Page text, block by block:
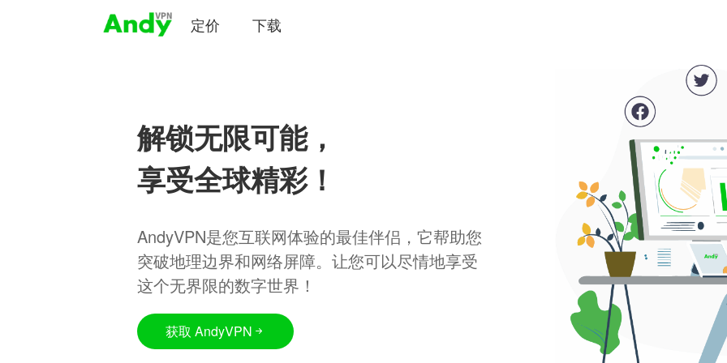
定价 下载
解锁无限可能，
享受全球精彩！
AndyVPN是您互联网体验的最佳伴侣，它帮助您
突破地理边界和网络屏障。让您可以尽情地享受
这个无界限的数字世界！
获取 AndyVPN